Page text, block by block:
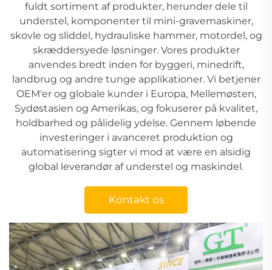
fuldt sortiment af produkter, herunder dele til
understel, komponenter til mini-gravemaskiner,
skovle og sliddel, hydrauliske hammer, motordel, og
skræddersyede løsninger. Vores produkter
anvendes bredt inden for byggeri, minedrift,
landbrug og andre tunge applikationer. Vi betjener
OEM'er og globale kunder i Europa, Mellemøsten,
Sydøstasien og Amerikas, og fokuserer på kvalitet,
holdbarhed og pålidelig ydelse. Gennem løbende
investeringer i avanceret produktion og
automatisering sigter vi mod at være en alsidig
global leverandør af understel og maskindel.
Kontakt os